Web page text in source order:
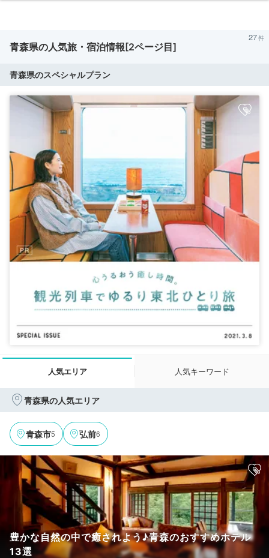
青森県の人気旅・宿泊情報[2ページ目]
27
青森県のスペシャルプラン
人気エリア 人気キーワード
青森県の人気エリア
青森市5 弘前6
豊かな自然の中で癒されよう♪青森のおすすめホテル
13選